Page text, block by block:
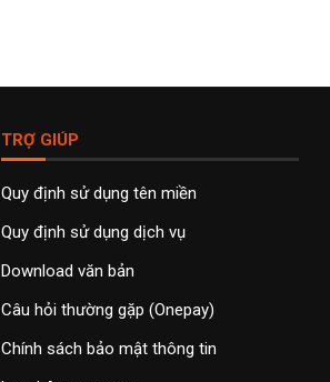
TRỢ GIÚP
Quy định sử dụng tên miền
Quy định sử dụng dịch vụ
Download văn bản
Câu hỏi thường gặp (Onepay)
Chính sách bảo mật thông tin